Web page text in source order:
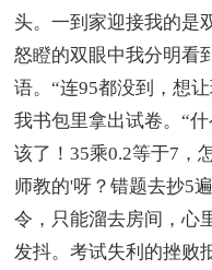
头。一到家迎接我的是
怒瞪的双眼中我分明看
语。“连95都没到，想
我书包里拿出试卷。“
该了！35乘0.2等于7，
师教的'呀？错题去抄5
令，只能溜去房间，心
发抖。考试失利的挫败